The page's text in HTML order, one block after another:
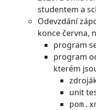
studentem a
Odevzdání
konce června,
program
program
kterém
unit